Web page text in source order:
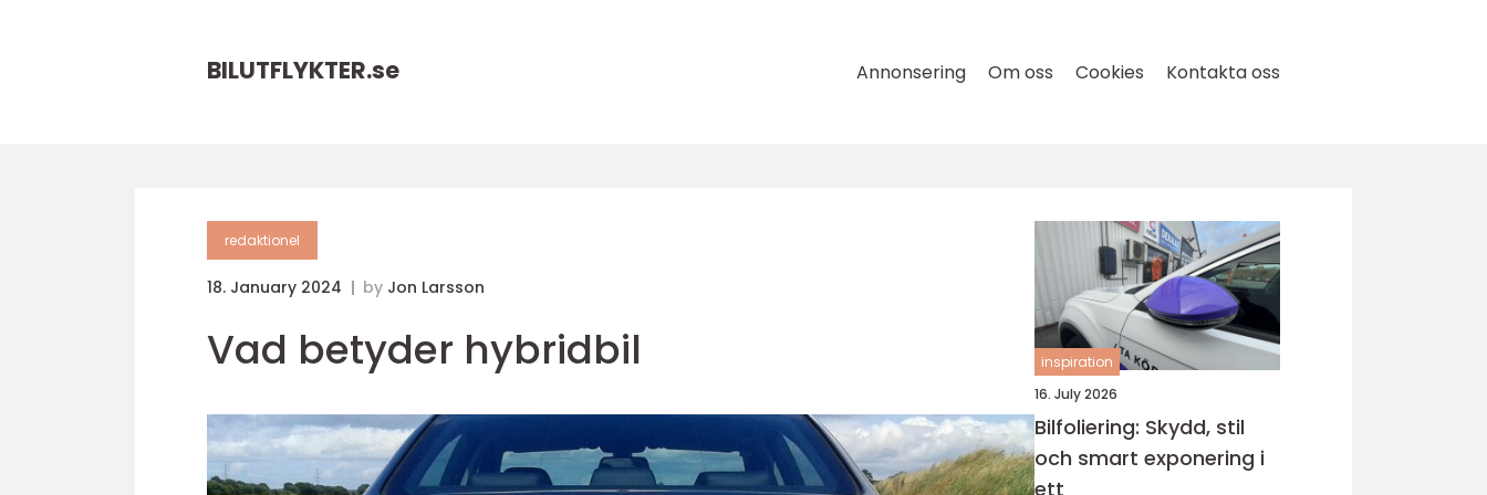
BILUTFLYKTER.se Annonsering Om oss Cookies Kontakta oss
redaktionel
18. January 2024 by Jon Larsson
Vad betyder hybridbil
inspiration
16. July 2026
Bilfoliering: Skydd, stil
och smart exponering i
ett